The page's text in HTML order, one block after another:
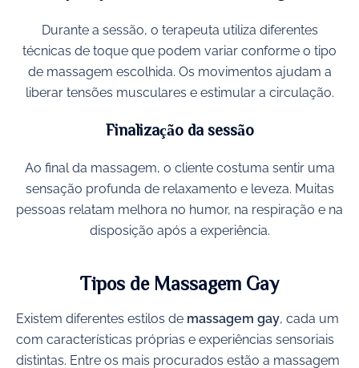
Durante a sessão, o terapeuta utiliza diferentes
técnicas de toque que podem variar conforme o tipo
de massagem escolhida. Os movimentos ajudam a
liberar tensões musculares e estimular a circulação.
Finalização da sessão
Ao final da massagem, o cliente costuma sentir uma
sensação profunda de relaxamento e leveza. Muitas
pessoas relatam melhora no humor, na respiração e na
disposição após a experiência.
Tipos de Massagem Gay
Existem diferentes estilos de massagem gay, cada um
com características próprias e experiências sensoriais
distintas. Entre os mais procurados estão a massagem